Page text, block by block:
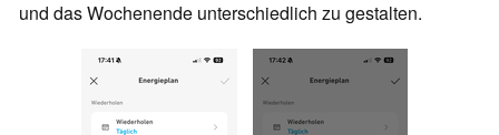
und das Wochenende unterschiedlich zu gestalten.